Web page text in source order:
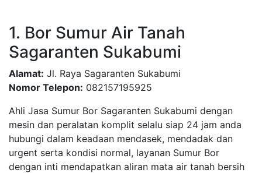
1. Bor Sumur Air Tanah
Sagaranten Sukabumi
Alamat: Jl. Raya Sagaranten Sukabumi
Nomor Telepon: 082157195925
Ahli Jasa Sumur Bor Sagaranten Sukabumi dengan
mesin dan peralatan komplit selalu siap 24 jam anda
hubungi dalam keadaan mendasek, mendadak dan
urgent serta kondisi normal, layanan Sumur Bor
dengan inti mendapatkan aliran mata air tanah bersih